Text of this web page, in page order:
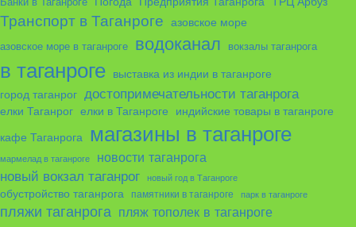
Транспорт в Таганроге азовское море
азовское море в таганроге водоканал вокзалы таганрога
в таганроге выставка из индии в таганроге
город таганрог достопримечательности таганрога
елки Таганрог елки в Таганроге индийские товары в таганроге
кафе Таганрога магазины в таганроге
мармелад в таганроге новости таганрога
новый вокзал таганрог новый год в Таганроге
обустройство таганрога памятники в таганроге парк в таганроге
пляжи таганрога пляж тополек в таганроге